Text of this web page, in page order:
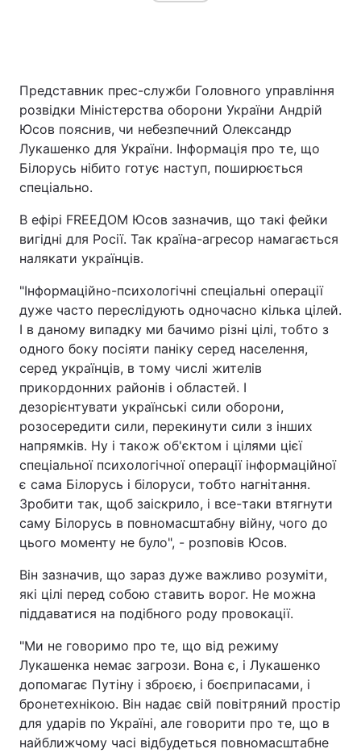
Представник прес-служби Головного управління
розвідки Міністерства оборони України Андрій
Юсов пояснив, чи небезпечний Олександр
Лукашенко для України. Інформація про те, що
Білорусь нібито готує наступ, поширюється
спеціально.
В ефірі FREEДОМ Юсов зазначив, що такі фейки
вигідні для Росії. Так країна-агресор намагається
налякати українців.
"Інформаційно-психологічні спеціальні операції
дуже часто переслідують одночасно кілька цілей.
І в даному випадку ми бачимо різні цілі, тобто з
одного боку посіяти паніку серед населення,
серед українців, в тому числі жителів
прикордонних районів і областей. І
дезорієнтувати українські сили оборони,
розосередити сили, перекинути сили з інших
напрямків. Ну і також об'єктом і цілями цієї
спеціальної психологічної операції інформаційної
є сама Білорусь і білоруси, тобто нагнітання.
Зробити так, щоб заіскрило, і все-таки втягнути
саму Білорусь в повномасштабну війну, чого до
цього моменту не було", - розповів Юсов.
Він зазначив, що зараз дуже важливо розуміти,
які цілі перед собою ставить ворог. Не можна
піддаватися на подібного роду провокації.
"Ми не говоримо про те, що від режиму
Лукашенка немає загрози. Вона є, і Лукашенко
допомагає Путіну і зброєю, і боєприпасами, і
бронетехнікою. Він надає свій повітряний простір
для ударів по Україні, але говорити про те, що в
найближчому часі відбудеться повномасштабне